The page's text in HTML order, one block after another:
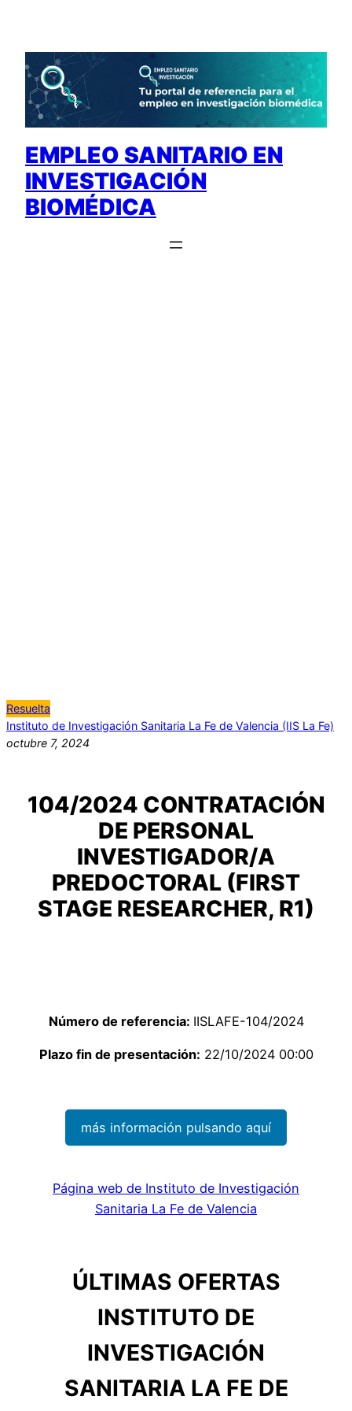
contenido
EMPLEO SANITARIO EN
INVESTIGACIÓN
BIOMÉDICA
Resuelta
Instituto de Investigación Sanitaria La Fe de Valencia (IIS La Fe)
octubre 7, 2024
104/2024 CONTRATACIÓN
DE PERSONAL
INVESTIGADOR/A
PREDOCTORAL (FIRST
STAGE RESEARCHER, R1)
Número de referencia: IISLAFE-104/2024
Plazo fin de presentación: 22/10/2024 00:00
más información pulsando aquí
Página web de Instituto de Investigación
Sanitaria La Fe de Valencia
ÚLTIMAS OFERTAS
INSTITUTO DE
INVESTIGACIÓN
SANITARIA LA FE DE